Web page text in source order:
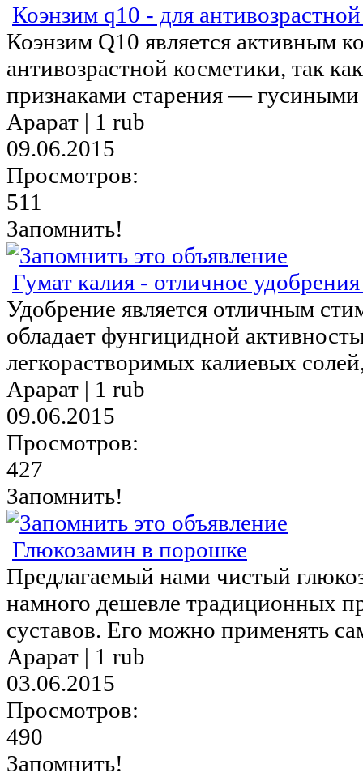
Коэнзим q10 - для
Коэнзим Q10 является активным
антивозрастной косметики, так
признаками старения — гусиными
Арарат | 1 rub
09.06.2015
Просмотров:
511
Запомнить!
Гумат калия - отличное
Удобрение является отличным
обладает фунгицидной
легкорастворимых калиевых
Арарат | 1 rub
09.06.2015
Просмотров:
427
Запомнить!
Глюкозамин в порошке
Предлагаемый нами чистый
намного дешевле традиционных
суставов. Его можно применять
Арарат | 1 rub
03.06.2015
Просмотров:
490
Запомнить!